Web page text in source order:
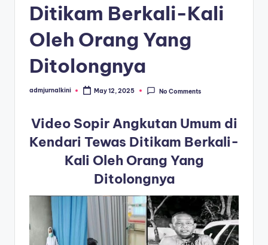
Ditikam Berkali-Kali
Oleh Orang Yang
Ditolongnya
Posted
admjurnalkini May 12, 2025 No Comments
Video Sopir Angkutan Umum di
Kendari Tewas Ditikam Berkali-
Kali Oleh Orang Yang
Ditolongnya